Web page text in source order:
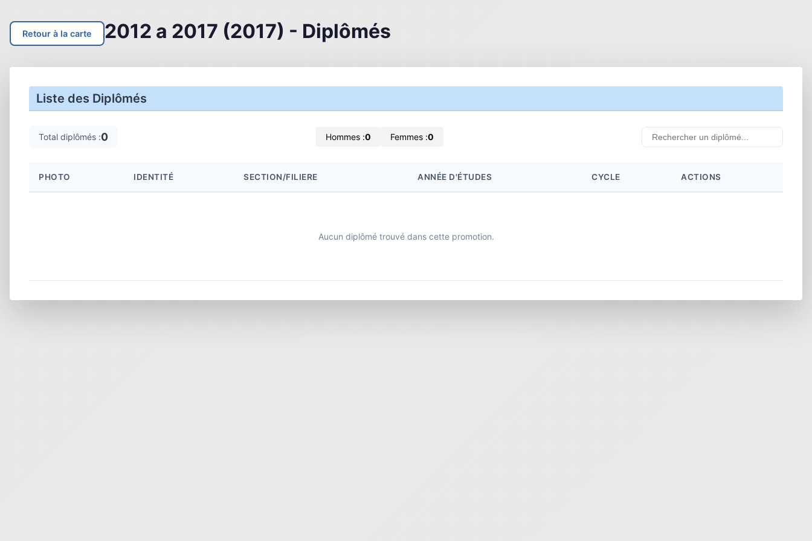
Retour à la carte 2012 a 2017 (2017) - Diplômés
Liste des Diplômés
Total diplômés :0 Hommes :0 Femmes :0
PHOTO IDENTITÉ SECTION/FILIERE ANNÉE D'ÉTUDES CYCLE ACTIONS
Aucun diplômé trouvé dans cette promotion.